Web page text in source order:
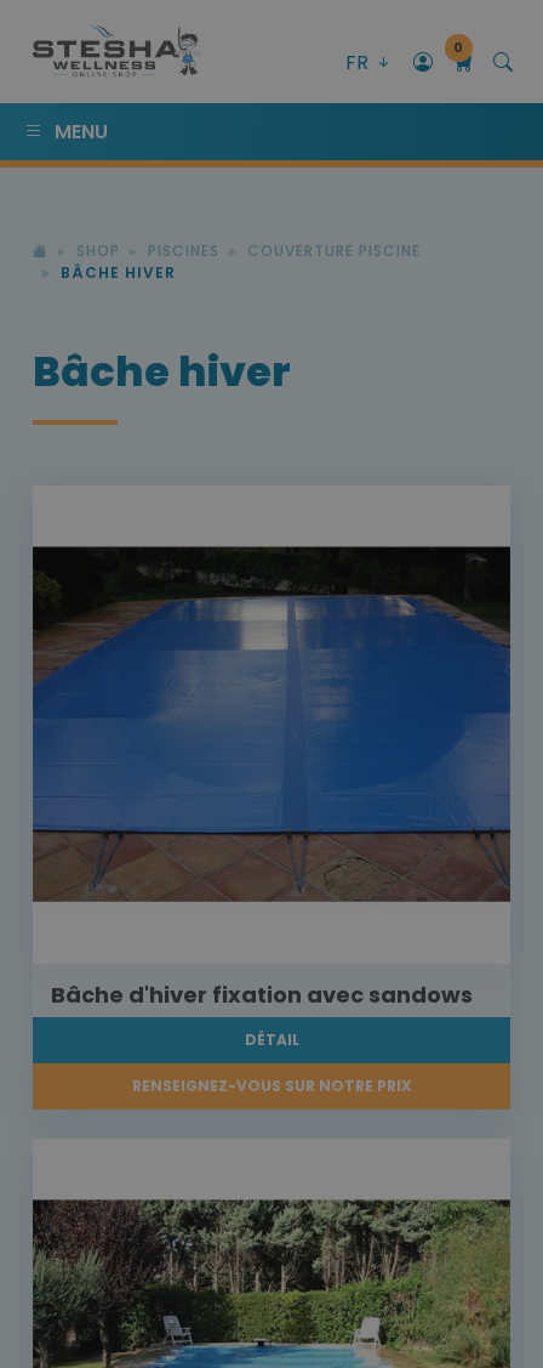
FR
0
MENU
SHOP PISCINES
COUVERTURE PISCINE
BÂCHE HIVER
Bâche hiver
Bâche d'hiver fixation avec sandows
DÉTAIL
RENSEIGNEZ-VOUS SUR NOTRE PRIX